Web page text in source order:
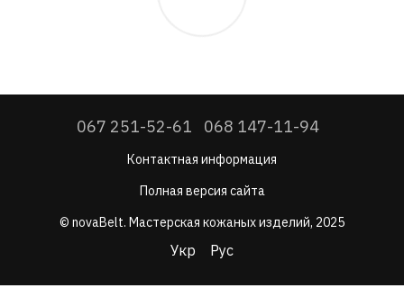
067 251-52-61 068 147-11-94
Контактная информация
Полная версия сайта
© novaBelt. Мастерская кожаных изделий, 2025
Укр Рус